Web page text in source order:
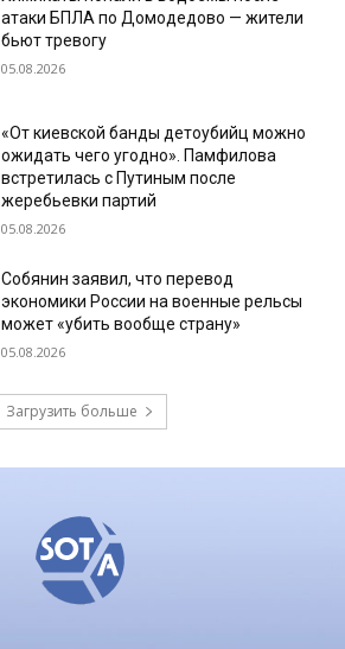
атаки БПЛА по Домодедово — жители
бьют тревогу
05.08.2026
«От киевской банды детоубийц можно
ожидать чего угодно». Памфилова
встретилась с Путиным после
жеребьевки партий
05.08.2026
Собянин заявил, что перевод
экономики России на военные рельсы
может «убить вообще страну»
05.08.2026
Загрузить больше